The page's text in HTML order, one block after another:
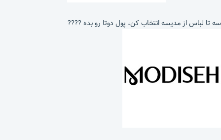
سه تا لباس از مدیسه انتخاب کن، پول دوتا رو بده ????